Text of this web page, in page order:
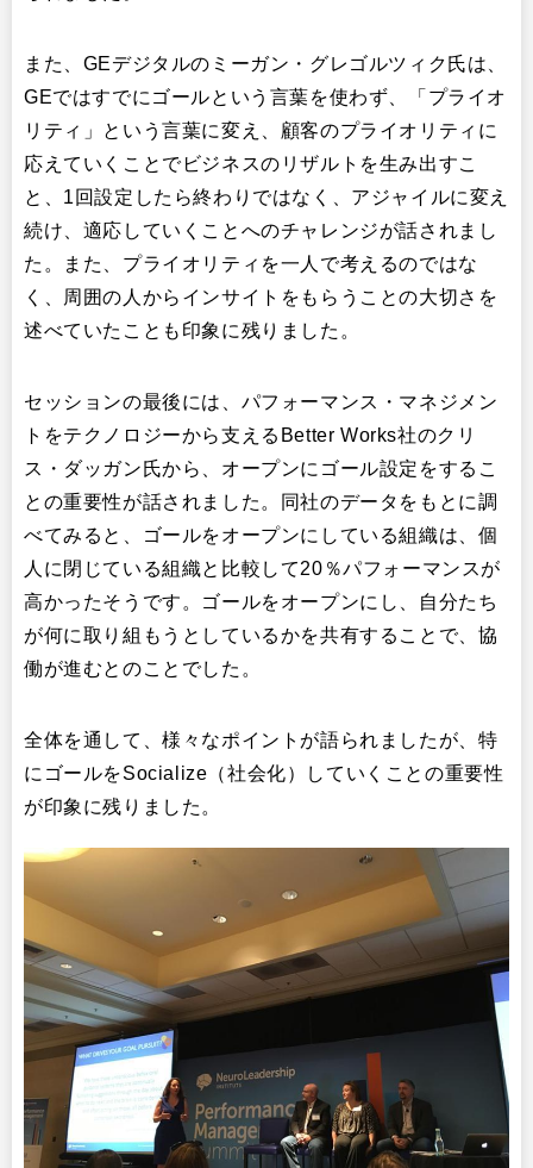
また、GEデジタルのミーガン・グレゴルツィク氏は、
GEではすでにゴールという言葉を使わず、「プライオ
リティ」という言葉に変え、顧客のプライオリティに
応えていくことでビジネスのリザルトを生み出すこ
と、1回設定したら終わりではなく、アジャイルに変え
続け、適応していくことへのチャレンジが話されまし
た。また、プライオリティを一人で考えるのではな
く、周囲の人からインサイトをもらうことの大切さを
述べていたことも印象に残りました。
セッションの最後には、パフォーマンス・マネジメン
トをテクノロジーから支えるBetter Works社のクリ
ス・ダッガン氏から、オープンにゴール設定をするこ
との重要性が話されました。同社のデータをもとに調
べてみると、ゴールをオープンにしている組織は、個
人に閉じている組織と比較して20％パフォーマンスが
高かったそうです。ゴールをオープンにし、自分たち
が何に取り組もうとしているかを共有することで、協
働が進むとのことでした。
全体を通して、様々なポイントが語られましたが、特
にゴールをSocialize（社会化）していくことの重要性
が印象に残りました。